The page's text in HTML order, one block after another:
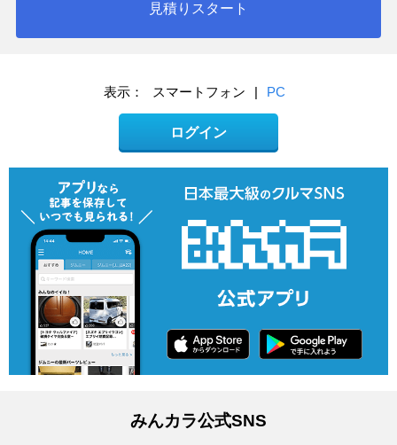
見積りスタート
表示： スマートフォン | PC
ログイン
みんカラ公式SNS